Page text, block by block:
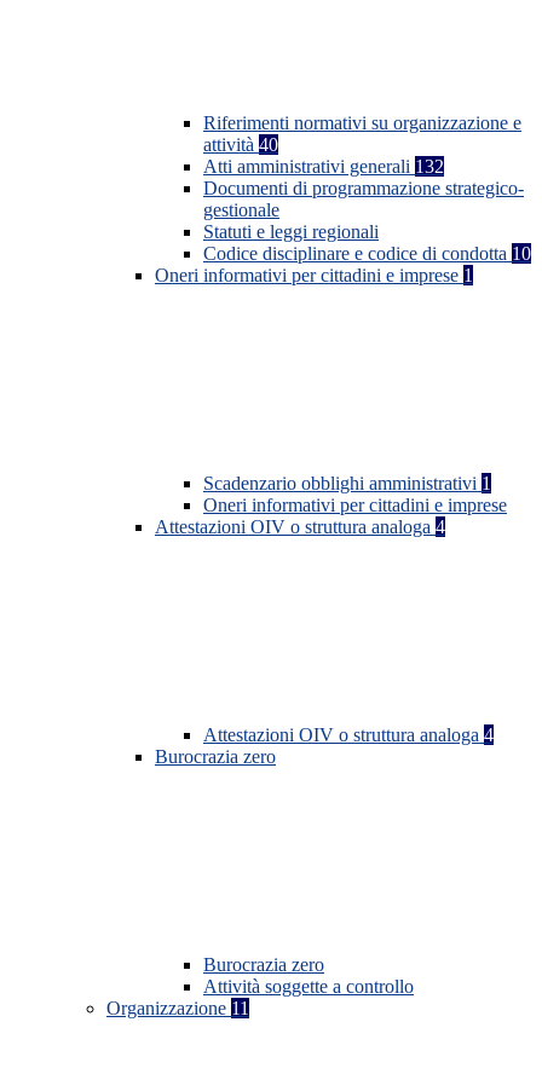
Riferimenti normativi su organizzazione e
attività 40
Atti amministrativi generali 132
Documenti di programmazione strategico-
gestionale
Statuti e leggi regionali
Codice disciplinare e codice di condotta 10
Oneri informativi per cittadini e imprese 1
Scadenzario obblighi amministrativi 1
Oneri informativi per cittadini e imprese
Attestazioni OIV o struttura analoga 4
Attestazioni OIV o struttura analoga 4
Burocrazia zero
Burocrazia zero
Attività soggette a controllo
Organizzazione 11